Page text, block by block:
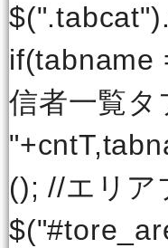
if(tabname
信者一覧
(); //エリア